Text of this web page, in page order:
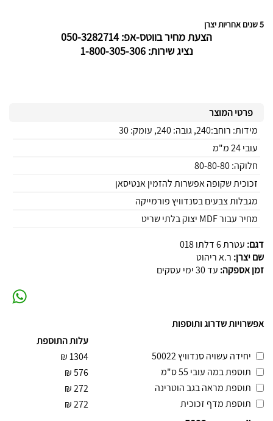
5 שנים אחריות יצרן
הצעת מחיר בווטס-אפ: 050-3282714
נציג שירות: 1-800-305-306
פרטי המוצר
מידות: רוחב:240, גובה: 240, עומק: 30
עובי 24 מ"מ
חלוקה: 80-80-80
זכוכית שקופה אפשרות להזמין אנטיסאן
מגבלות צבעים בסנדוויץ פורמייקה
מחיר עבור MDF יצוק בלתי שריט
דגם: עטרת 6 דלתו 018
שם יצרן: ר.א ריהוט
זמן אספקה: עד 30 ימי עסקים
אפשרויות שדרוג ותוספות
עלות התוספת
יחידה עשויה סנדוויץ 50022
1304
₪
תוספת במה עובי 55 ס"מ
576
₪
תוספת מראה בגב הוטרינה
272
₪
תוספת מדף זכוכית
272
₪